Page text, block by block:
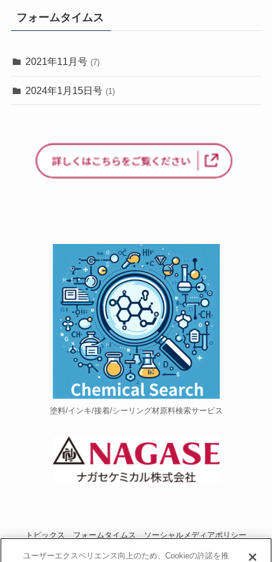
フォームタイムス
2021年11月号 (7)
2024年1月15日号 (1)
塗料/インキ/接着/シーリング材原料検索サービス
トピックス フォームタイムス
ソーシャルメディアポリシー
プライバシーポリシー
当サイトご利用にあたって お問い合わせ
ユーザーエクスペリエンス向上のため、Cookieの許諾を推